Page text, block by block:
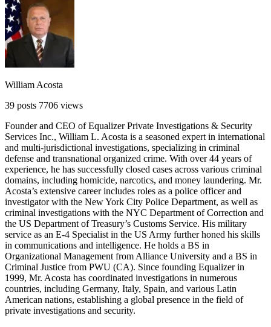
William Acosta
39 posts 7706 views
Founder and CEO of Equalizer Private Investigations & Security
Services Inc., William L. Acosta is a seasoned expert in international
and multi-jurisdictional investigations, specializing in criminal
defense and transnational organized crime. With over 44 years of
experience, he has successfully closed cases across various criminal
domains, including homicide, narcotics, and money laundering. Mr.
Acosta’s extensive career includes roles as a police officer and
investigator with the New York City Police Department, as well as
criminal investigations with the NYC Department of Correction and
the US Department of Treasury’s Customs Service. His military
service as an E-4 Specialist in the US Army further honed his skills
in communications and intelligence. He holds a BS in
Organizational Management from Alliance University and a BS in
Criminal Justice from PWU (CA). Since founding Equalizer in
1999, Mr. Acosta has coordinated investigations in numerous
countries, including Germany, Italy, Spain, and various Latin
American nations, establishing a global presence in the field of
private investigations and security.